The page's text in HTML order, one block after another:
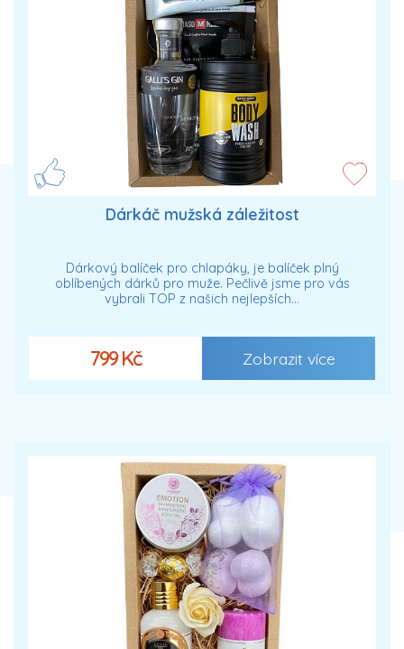
Dárkáč mužská záležitost
Dárkový balíček pro chlapáky, je balíček plný
oblíbených dárků pro muže. Pečlivě jsme pro vás
vybrali TOP z našich nejlepších…
799 Kč Zobrazit více